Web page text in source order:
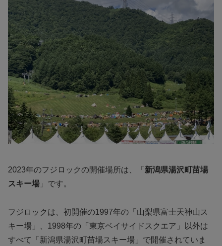
2023年のフジロックの開催場所は、「 新潟県湯沢町苗場
スキー場 」です。
フジロックは、初開催の1997年の「山梨県富士天神山ス
キー場」、1998年の「東京ベイサイドスクエア」以外は
すべて「新潟県湯沢町苗場スキー場」で開催されていま